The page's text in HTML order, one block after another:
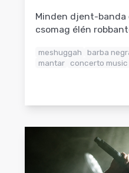
Minden djent-banda
csomag élén
meshuggah barba
mantar concerto music